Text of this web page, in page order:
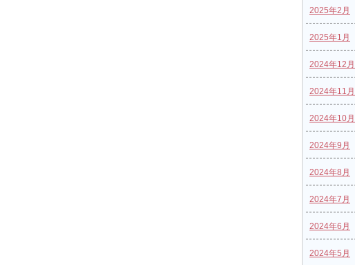
2025年2月
2025年1月
2024年12月
2024年11月
2024年10月
2024年9月
2024年8月
2024年7月
2024年6月
2024年5月